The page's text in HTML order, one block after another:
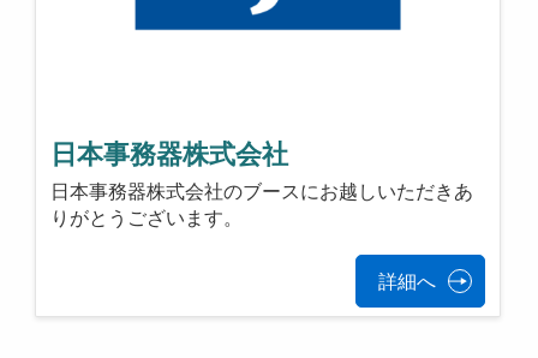
日本事務器株式会社
日本事務器株式会社のブースにお越しいただきあ
りがとうございます。
詳細へ